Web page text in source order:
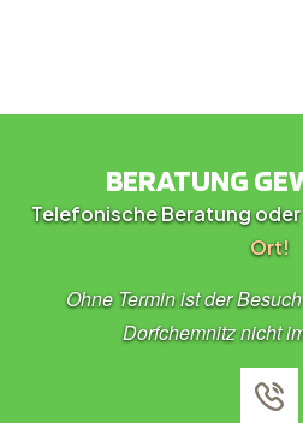
BERATUNG
Telefonische Beratung oder
Ort!
Ohne Termin ist der
Dorfchemnitz nicht